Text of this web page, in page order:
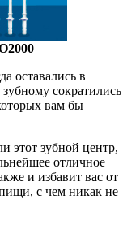
оставались в
сократились
вам бы
этот зубной центр,
отличное
и избавит вас от
с чем никак не